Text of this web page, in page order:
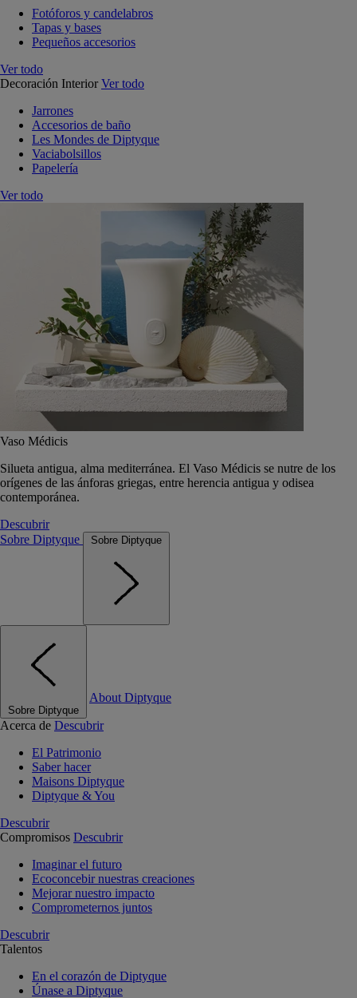
Fotóforos y candelabros
Tapas y bases
Pequeños accesorios
Ver todo
Decoración Interior Ver todo
Jarrones
Accesorios de baño
Les Mondes de Diptyque
Vaciabolsillos
Papelería
Ver todo
Vaso Médicis
Silueta antigua, alma mediterránea. El Vaso Médicis se nutre de los
orígenes de las ánforas griegas, entre herencia antigua y odisea
contemporánea.
Descubrir
Sobre Diptyque
Sobre Diptyque
Sobre Diptyque
About Diptyque
Acerca de Descubrir
El Patrimonio
Saber hacer
Maisons Diptyque
Diptyque & You
Descubrir
Compromisos Descubrir
Imaginar el futuro
Ecoconcebir nuestras creaciones
Mejorar nuestro impacto
Comprometernos juntos
Descubrir
Talentos
En el corazón de Diptyque
Únase a Diptyque